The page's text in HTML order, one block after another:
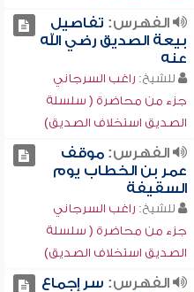
الفهرس: تفاصيل
بيعة الصديق رضي الله
عنه
للشيخ: راغب السرجاني
جزء من محاضرة ( سلسلة
الصديق استخلاف الصديق)
الفهرس:موقف
عمر بن الخطاب يوم
السقيفة
للشيخ: راغب السرجاني
جزء من محاضرة ( سلسلة
الصديق استخلاف الصديق)
الفهرس: سر إجماع